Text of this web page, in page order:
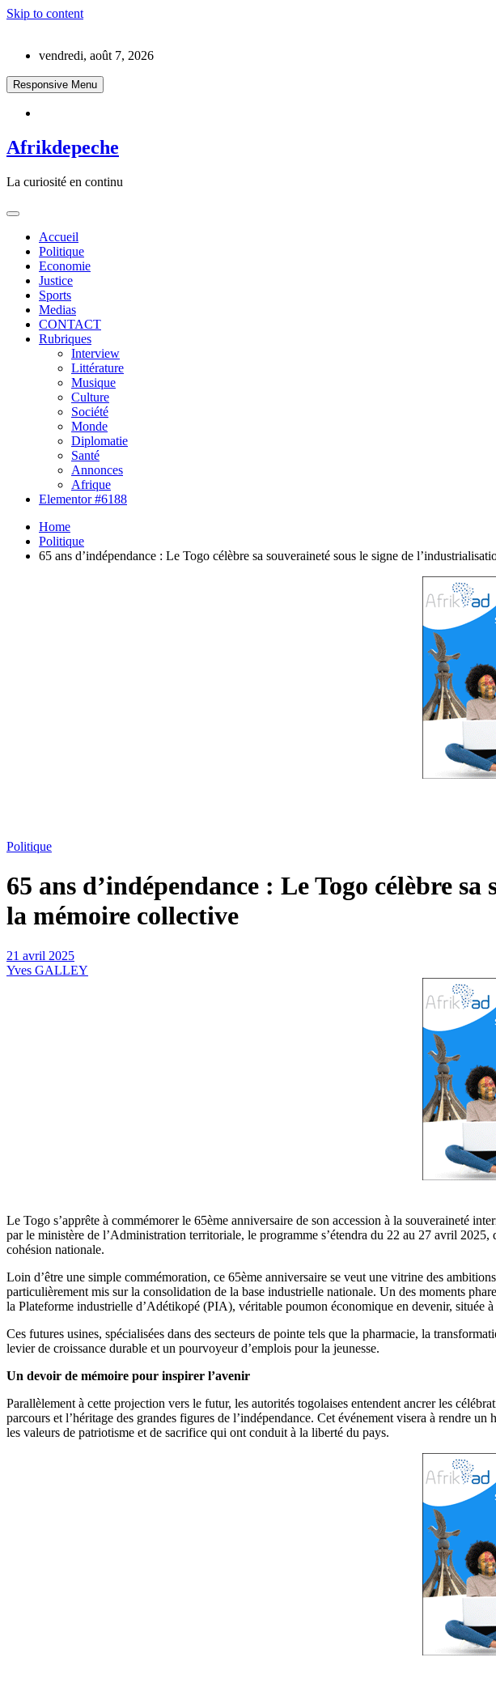
Skip to content
vendredi, août 7, 2026
Responsive Menu
Afrikdepeche
La curiosité en continu
Accueil
Politique
Economie
Justice
Sports
Medias
CONTACT
Rubriques
Interview
Littérature
Musique
Culture
Société
Monde
Diplomatie
Santé
Annonces
Afrique
Elementor #6188
Home
Politique
65 ans d’indépendance : Le Togo célèbre sa souveraineté sous le signe de
Politique
65 ans d’indépendance : Le Togo célèbre
la mémoire collective
21 avril 2025
Yves GALLEY
Le Togo s’apprête à commémorer le 65ème anniversaire de son accession à la souveraineté
par le ministère de l’Administration territoriale, le programme s’étendra du 22 au 27 avril
cohésion nationale.
Loin d’être une simple commémoration, ce 65ème anniversaire se veut une vitrine des
particulièrement mis sur la consolidation de la base industrielle nationale. Un des moments
la Plateforme industrielle d’Adétikopé (PIA), véritable poumon économique en devenir, située
Ces futures usines, spécialisées dans des secteurs de pointe tels que la pharmacie, la
levier de croissance durable et un pourvoyeur d’emplois pour la jeunesse.
Un devoir de mémoire pour inspirer l’avenir
Parallèlement à cette projection vers le futur, les autorités togolaises entendent ancrer les
parcours et l’héritage des grandes figures de l’indépendance. Cet événement visera à rendre
les valeurs de patriotisme et de sacrifice qui ont conduit à la liberté du pays.